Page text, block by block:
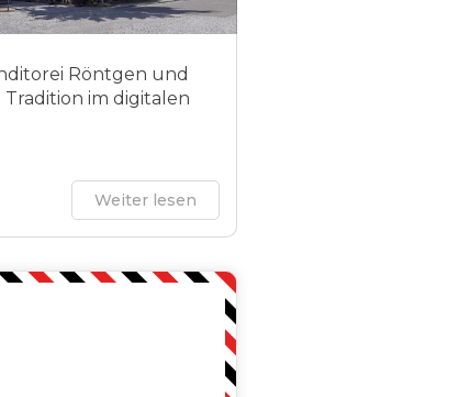
Röntgen und
Tradition im digitalen
Weiter lesen